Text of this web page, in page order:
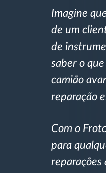
Controlo
Gestão
Ver todas
Imagine
de um
de
saber o
camião
reparação
Com o
para
reparações